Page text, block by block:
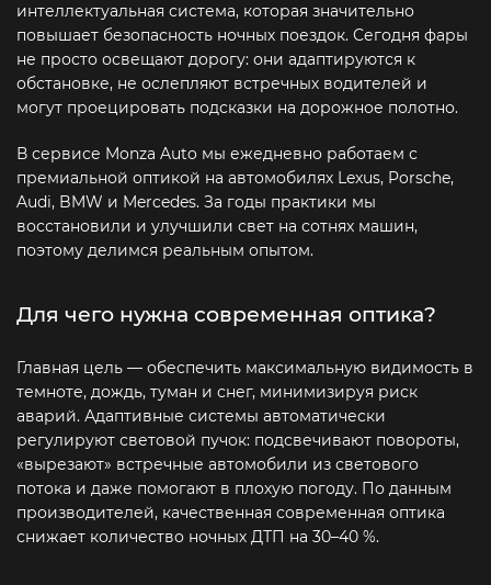
интеллектуальная система, которая значительно
повышает безопасность ночных поездок. Сегодня фары
не просто освещают дорогу: они адаптируются к
обстановке, не ослепляют встречных водителей и
могут проецировать подсказки на дорожное полотно.
В сервисе Monza Auto мы ежедневно работаем с
премиальной оптикой на автомобилях Lexus, Porsche,
Audi, BMW и Mercedes. За годы практики мы
восстановили и улучшили свет на сотнях машин,
поэтому делимся реальным опытом.
Для чего нужна современная оптика?
Главная цель — обеспечить максимальную видимость в
темноте, дождь, туман и снег, минимизируя риск
аварий. Адаптивные системы автоматически
регулируют световой пучок: подсвечивают повороты,
«вырезают» встречные автомобили из светового
потока и даже помогают в плохую погоду. По данным
производителей, качественная современная оптика
снижает количество ночных ДТП на 30–40 %.